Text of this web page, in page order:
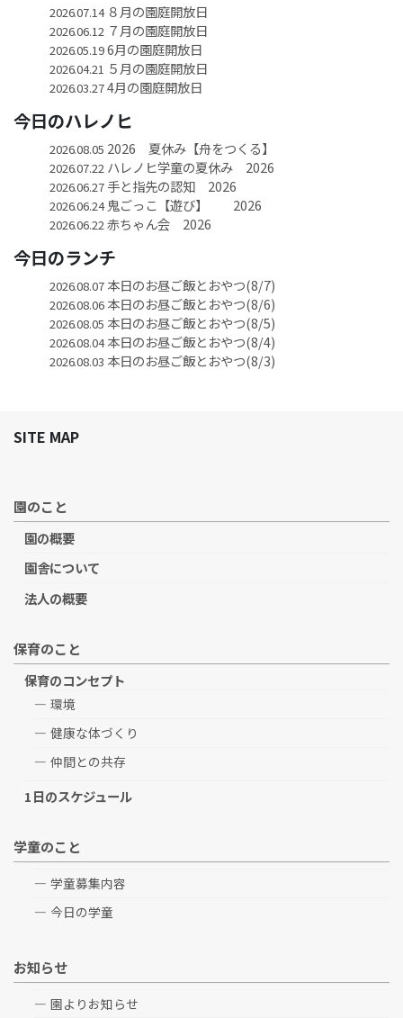
2026.07.14８月の園庭開放日
2026.06.12 ７月の園庭開放日
2026.05.196月の園庭開放日
2026.04.21 ５月の園庭開放日
2026.03.274月の園庭開放日
今日のハレノヒ
2026.08.05 2026 夏休み【舟をつくる】
2026.07.22 ハレノヒ学童の夏休み 2026
2026.06.27手と指先の認知 2026
2026.06.24鬼ごっこ【遊び】 2026
2026.06.22赤ちゃん会 2026
今日のランチ
2026.08.07本日のお昼ご飯とおやつ(8/7)
2026.08.06本日のお昼ご飯とおやつ(8/6)
2026.08.05 本日のお昼ご飯とおやつ(8/5)
2026.08.04本日のお昼ご飯とおやつ(8/4)
2026.08.03 本日のお昼ご飯とおやつ(8/3)
SITE MAP
園のこと
園の概要
園舎について
法人の概要
保育のこと
保育のコンセプト
環境
健康な体づくり
仲間との共存
1日のスケジュール
学童のこと
学童募集内容
今日の学童
お知らせ
園よりお知らせ